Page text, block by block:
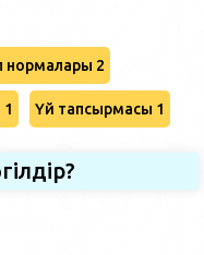
нормалары 2
Үй тапсырмасы 1